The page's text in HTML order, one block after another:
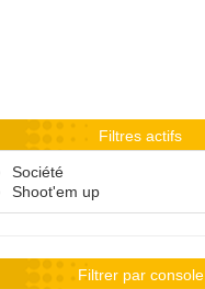
Filtres actifs
Société
Shoot'em up
Filtrer par console